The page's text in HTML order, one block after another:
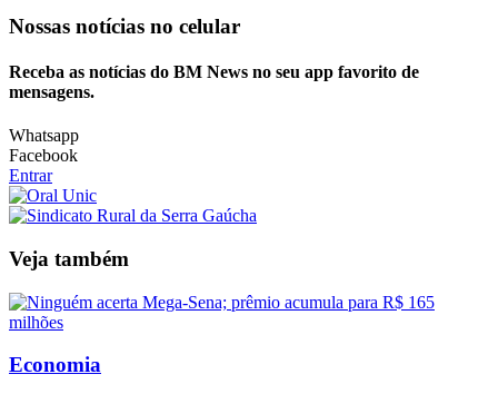
Nossas notícias no celular
Receba as notícias do BM News no seu app favorito de
mensagens.
Whatsapp
Facebook
Entrar
Veja também
Economia